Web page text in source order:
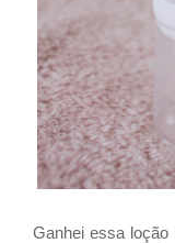
Ganhei essa loção